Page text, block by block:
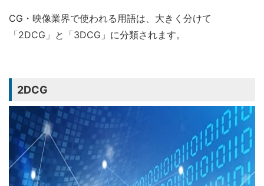
CG・映像業界で使われる用語は、大きく分けて
「2DCG」と「3DCG」に分類されます。
2DCG